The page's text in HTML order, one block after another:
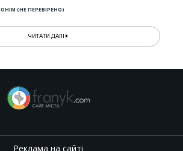
(НЕ ПЕРЕВІРЕНО)
ЧИТАТИ ДАЛІ
Реклама на сайті